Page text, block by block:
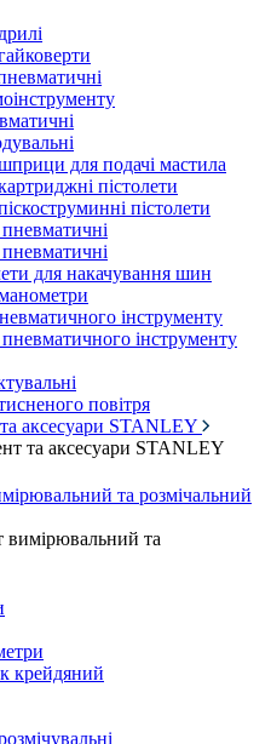
для подачі мастила
пістолети
пістолети
для накачування шин
інструменту
інструменту
повітря
аксесуари STANLEY
та аксесуари STANLEY
та розмічальний
вимірювальний та
крейдяний